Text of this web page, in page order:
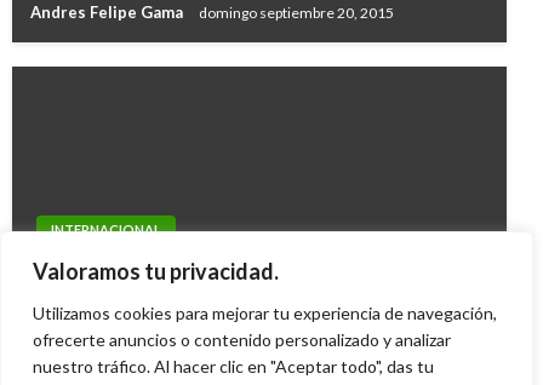
Valoramos tu privacidad.
Utilizamos cookies para mejorar tu experiencia de navegación,
ofrecerte anuncios o contenido personalizado y analizar
nuestro tráfico. Al hacer clic en "Aceptar todo", das tu
Andres Felipe Gama domingo septiembre 20, 2015
INTERNACIONAL
Elecciones en Chile: A segunda vuelta Piñera y
Ariel Cabrera domingo diciembre 13, 2009